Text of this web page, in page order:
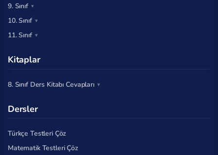
9. Sınıf
10. Sınıf
11. Sınıf
Kitaplar
8. Sınıf Ders Kitabı Cevapları
Dersler
Türkçe Testleri Çöz
Matematik Testleri Çöz